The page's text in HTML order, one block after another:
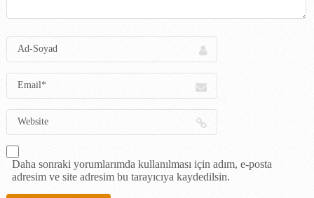
Daha sonraki yorumlarımda kullanılması için adım, e-posta
adresim ve site adresim bu tarayıcıya kaydedilsin.